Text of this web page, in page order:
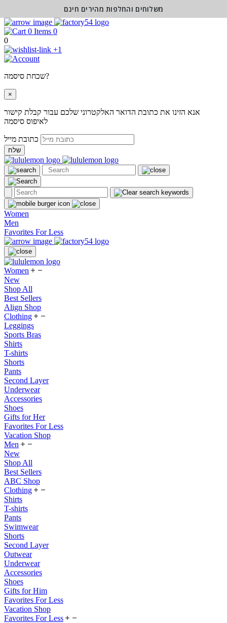
0
0
+1
שכחת סיסמה?
×
אנא הזינו את כתובת הדואר האלקטרוני שלכם עבור קבלת קישור
לאיפוס סיסמה
שלח
Women
Men
Favorites For Less
Women
New
Shop All
Best Sellers
Align Shop
Clothing
Leggings
Sports Bras
Shirts
T-shirts
Shorts
Pants
Second Layer
Underwear
Accessories
Shoes
Gifts for Her
Favorites For Less
Vacation Shop
Men
New
Shop All
Best Sellers
ABC Shop
Clothing
Shirts
T-shirts
Pants
Swimwear
Shorts
Second Layer
Outwear
Underwear
Accessories
Shoes
Gifts for Him
Favorites For Less
Vacation Shop
Favorites For Less
משלוחים והחלפות מהירים חינם